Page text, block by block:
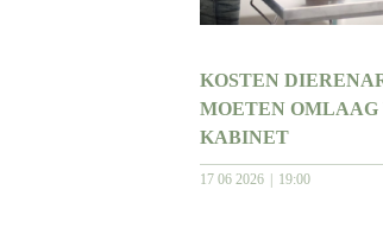
KOSTEN
MOETEN OMLAAG
KABINET
17 06 2026 19:00